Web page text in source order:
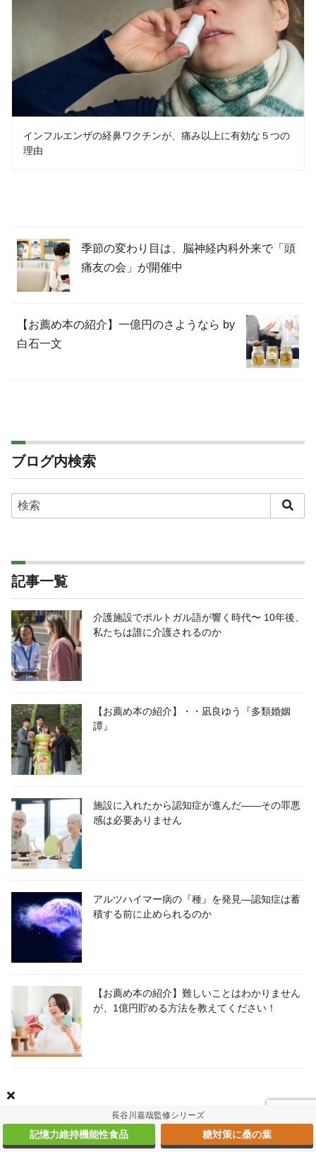
インフルエンザの経鼻ワクチンが、痛み以上に有効な５つの
理由
季節の変わり目は、脳神経内科外来で「頭
痛友の会」が開催中
【お薦め本の紹介】一億円のさようなら by
白石一文
ブログ内検索
記事一覧
介護施設でポルトガル語が響く時代〜 10年後、
私たちは誰に介護されるのか
【お薦め本の紹介】・・凪良ゆう『多類婚姻
譚』
施設に入れたから認知症が進んだ――その罪悪
感は必要ありません
アルツハイマー病の『種』を発見―認知症は蓄
積する前に止められるのか
【お薦め本の紹介】難しいことはわかりません
が、1億円貯める方法を教えてください！
人気記事
長谷川嘉哉監修シリーズ
記憶力維持機能性食品 糖対策に桑の葉